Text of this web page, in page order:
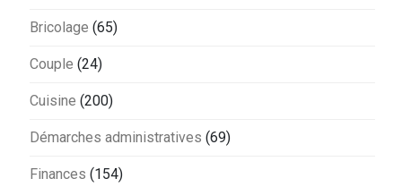
Bricolage (65)
Couple (24)
Cuisine (200)
Démarches administratives (69)
Finances (154)